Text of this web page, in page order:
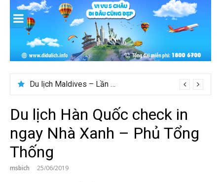
content
Du lịch Maldives – Lần đầu nên đi đâu, chơi gì?
Du lịch Hàn Quốc check in
ngay Nhà Xanh – Phủ Tổng
Thống
msbich 25/06/2019